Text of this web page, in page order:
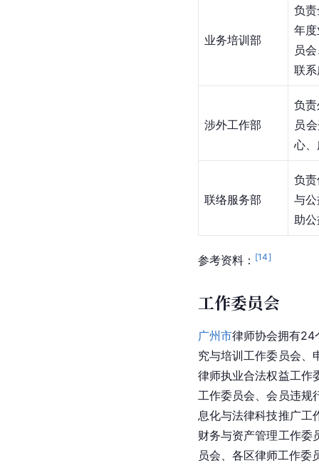
业务培训部
负
年
员
联
涉外工作部
负
员
心
联络服务部
负
与
助
参考资料： [14]
工作委员会
广州市律师协会拥有24
究与培训工作委员会、
律师执业合法权益工作
工作委员会、会员违规
息化与法律科技推广工
财务与资产管理工作委
员会、各区律师工作委